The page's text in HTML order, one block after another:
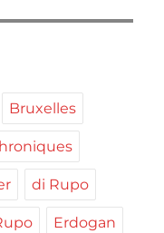
Bruxelles
di Rupo
Erdogan